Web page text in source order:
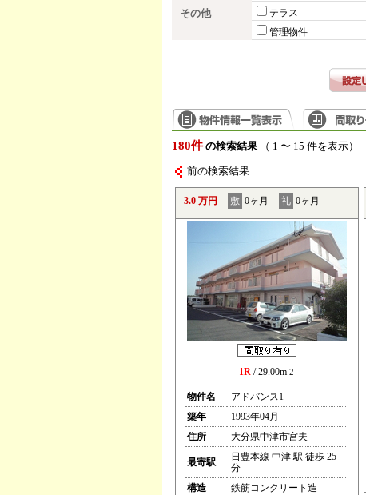
その他 テラス
管理物件
180件 の検索結果（ 1 〜 15 件を表示）
前の検索結果
3.0 万円 敷 0ヶ月 礼 0ヶ月
1R / 29.00m 2
物件名
アドバンス1
築年
1993年04月
住所
大分県中津市宮夫
最寄駅
日豊本線 中津 駅 徒歩 25
分
構造
鉄筋コンクリート造